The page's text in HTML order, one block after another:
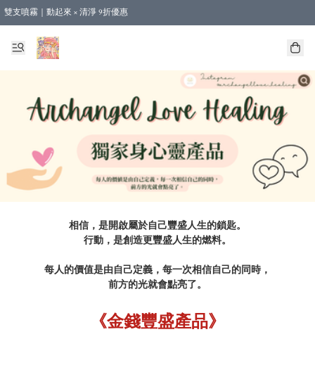
雙支噴霧｜動起來 × 清淨 9折優惠
🎁新會員首單 9 折 - 立即註冊，即享購物優惠！ (不適用於合作店產品、課程及預購
【運費優惠】全單消費滿 $500 即享本地順豐包郵。（合作店產品亦計算在內）
相信，是開啟屬於自己豐盛人生的鎖匙。
行動，是創造更豐盛人生的燃料。
每人的價值是由自己定義，每一次相信自己的同時，
前方的光就會點亮了。
《金錢豐盛產品》